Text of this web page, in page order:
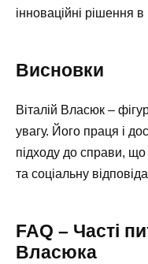
інноваційні рішення
Висновки
Віталій Власюк –
увагу. Його праця і
підходу до справи, що
та соціальну
FAQ – Часті
Власюка